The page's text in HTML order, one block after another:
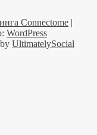
Connectome |
WordPress
UltimatelySocial